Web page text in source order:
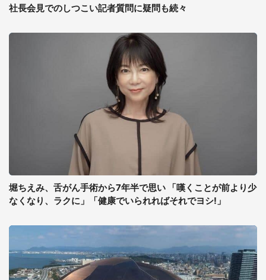
社長会見でのしつこい記者質問に疑問も続々
堀ちえみ、舌がん手術から7年半で思い 「嘆くことが前より少
なくなり、ラクに」「健康でいられればそれでヨシ!」